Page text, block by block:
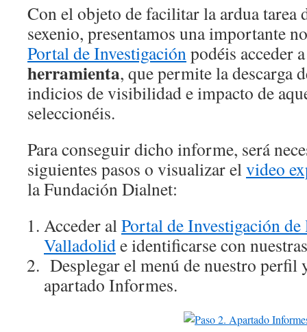
Con el objeto de facilitar la ardua tarea
sexenio, presentamos una importante
Portal de Investigaciónpodéis acceder
herramienta, que permite la descarga
indicios de visibilidad e impacto de
seleccionéis.
Para conseguir dicho informe, será
siguientes pasos o visualizar elvideo
la Fundación Dialnet:
Acceder alPortal de Investigación
Valladolide identificarse con
Desplegar el menú de nuestro perfil
apartado Informes.